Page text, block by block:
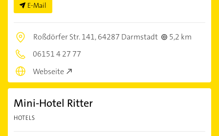
E-Mail
Roßdörfer Str. 141,64287 Darmstadt
5,2 km
06151 4 27 77
Webseite
Mini-Hotel Ritter
HOTELS